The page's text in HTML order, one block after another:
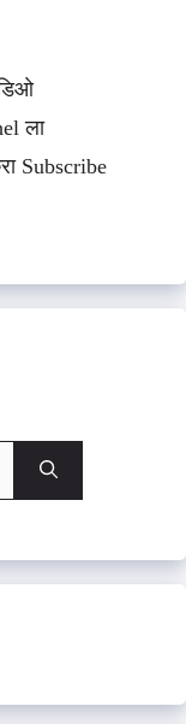
ला
Subscribe